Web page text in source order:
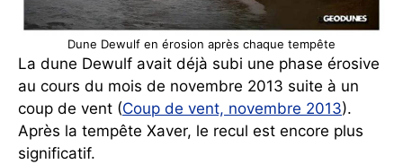
Dune Dewulf en érosion après chaque tempête
La dune Dewulf avait déjà subi une phase érosive
au cours du mois de novembre 2013 suite à un
coup de vent (Coup de vent, novembre 2013).
Après la tempête Xaver, le recul est encore plus
significatif.